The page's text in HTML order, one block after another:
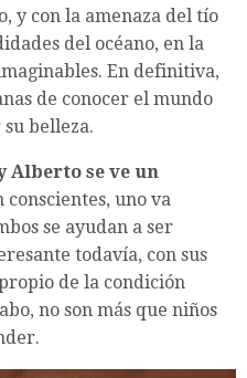
y con la amenaza del tío
del océano, en la
En definitiva,
de conocer el mundo
belleza.
Alberto se ve un
conscientes, uno va
se ayudan a ser
todavía, con sus
de la condición
no son más que niños